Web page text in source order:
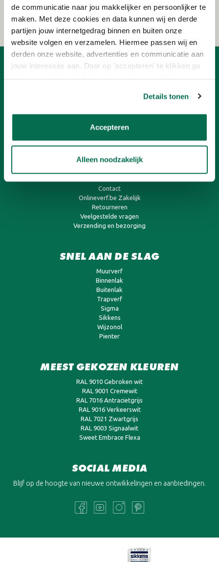
de communicatie naar jou makkelijker en persoonlijker te
maken. Met deze cookies en data kunnen wij en derde
partijen jouw internetgedrag binnen en buiten onze
website volgen en verzamelen. Hiermee passen wij en
derden onze website, advertenties en communicatie aan
jouw interesses aan. Door op 'accepteren' te klikken ga
Details tonen
Accepteren
Alleen noodzakelijk
AANMELDEN
OVER ONLINEVERF
Ons concept
Verf aanbiedingen
Franchisenemer worden
KLANTENSERVICE
Contact
Onlineverf.be Zakelijk
Retourneren
Veelgestelde vragen
Verzending en bezorging
SNEL AAN DE SLAG
Muurverf
Binnenlak
Buitenlak
Trapverf
Sigma
Sikkens
Wijzonol
Pienter
MEEST GEKOZEN KLEUREN
RAL 9010 Gebroken wit
RAL 9001 Cremewit
RAL 7016 Antracietgrijs
RAL 9016 Verkeerswit
RAL 7021 Zwartgrijs
RAL 9003 Signaalwit
Sweet Embrace Flexa
SOCIAL MEDIA
Blijf op de hoogte van nieuwe ontwikkelingen en aanbiedingen.